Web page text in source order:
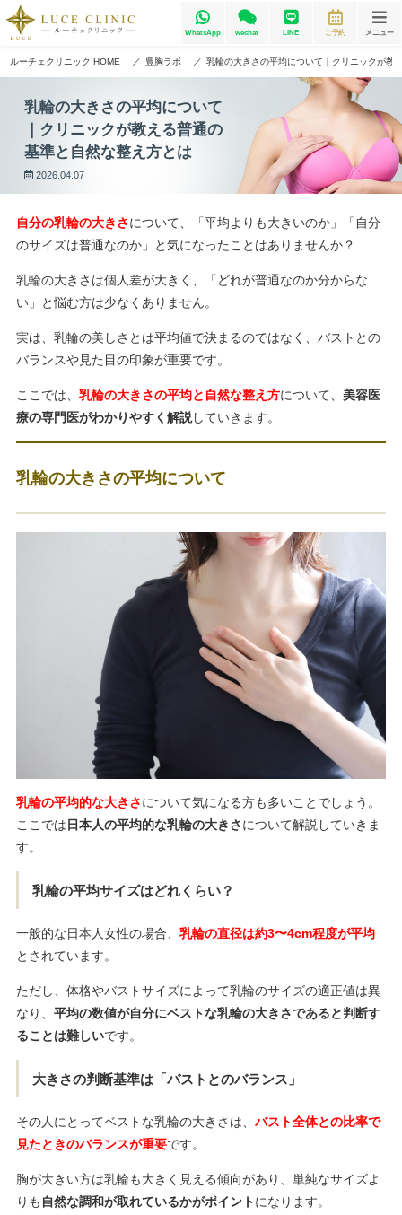
メニュー
ご予約
LINE
wechat
WhatsApp
ルーチェクリニック HOME 豊胸ラボ 乳輪の大きさの平均について｜クリニックが教
乳輪の大きさの平均について
｜クリニックが教える普通の
基準と自然な整え方とは
2026.04.07
自分の乳輪の大きさについて、「平均よりも大きいのか」「自分
のサイズは普通なのか」と気になったことはありませんか？
乳輪の大きさは個人差が大きく、「どれが普通なのか分からな
い」と悩む方は少なくありません。
実は、乳輪の美しさとは平均値で決まるのではなく、バストとの
バランスや見た目の印象が重要です。
ここでは、 乳輪の大きさの平均と自然な整え方について、 美容医
療の専門医がわかりやすく解説していきます。
乳輪の大きさの平均について
乳輪の平均的な大きさについて気になる方も多いことでしょう。
ここでは 日本人の平均的な乳輪の大きさについて解説していきま
す。
乳輪の平均サイズはどれくらい？
一般的な日本人女性の場合、 乳輪の直径は約3〜4cm程度が平均
とされています。
ただし、体格やバストサイズによって乳輪のサイズの適正値は異
なり、 平均の数値が自分にベストな乳輪の大きさであると判断す
ることは難しいです。
大きさの判断基準は「バストとのバランス」
その人にとってベストな乳輪の大きさは、 バスト全体との比率で
見たときのバランスが重要です。
胸が大きい方は乳輪も大きく見える傾向があり、単純なサイズよ
りも 自然な調和が取れているかがポイントになります。